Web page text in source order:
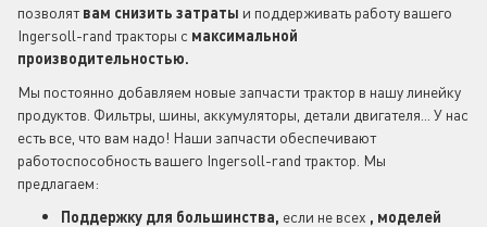
позволятвам снизить затраты и поддерживать работу вашего
Ingersoll-rand тракторы с максимальной
производительностью.
Мы постоянно добавляем новые запчасти трактор в нашу линейку
продуктов. Фильтры, шины, аккумуляторы, детали двигателя... У нас
есть все, что вам надо! Наши запчасти обеспечивают
работоспособность вашего Ingersoll-rand трактор. Мы
предлагаем:
Поддержку для большинства, если не всех , моделей